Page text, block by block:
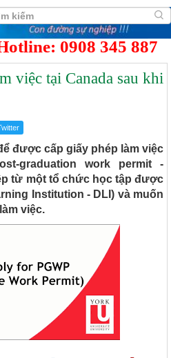
0908 345 887
việc tại Canada sau khi
được cấp giấy phép làm việc
graduation work permit -
từ một tổ chức học tập được
Institution - DLI) và muốn
việc.